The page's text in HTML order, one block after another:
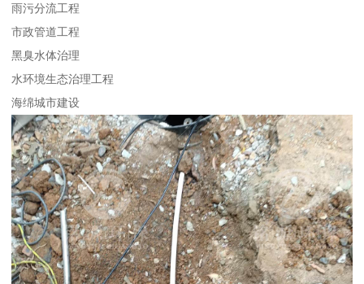
雨污分流工程
市政管道工程
黑臭水体治理
水环境生态治理工程
海绵城市建设